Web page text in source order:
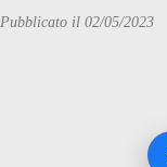
Pubblicato il 02/05/2023